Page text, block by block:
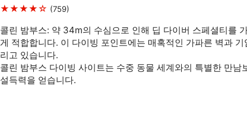
★★★★☆ (759)
콜린 밤부스: 약 34m의 수심으로 인해 딥 다이버 스페셜티를
게 적합합니다. 이 다이빙 포인트에는 매혹적인 가파른 벽과
리고 있습니다.
콜린 밤부스 다이빙 사이트는 수중 동물 세계와의 특별한 만남
설득력을 얻습니다.